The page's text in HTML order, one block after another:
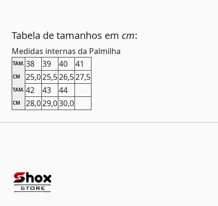
Tabela de tamanhos em cm:
Medidas internas da Palmilha
TAM. 38 39 40 41
CM 25,025,526,527,5
TAM. 42 43 44
CM 28,029,030,0